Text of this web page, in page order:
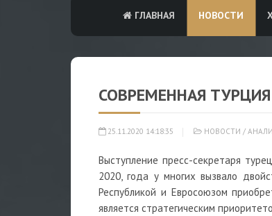
ГЛАВНАЯ НОВОСТИ
СОВРЕМЕННАЯ
25.11.2020 14:18:35 НОВОСТИ /
Выступление пресс-секретаря
2020, года у многих вызвало
Республикой и Евросоюзом
является стратегическим